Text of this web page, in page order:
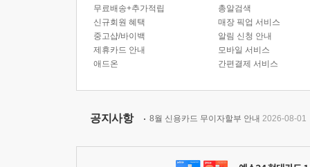
무료배송+추가적립
신규회원 혜택
중고샵/바이백
제휴카드 안내
애드온
총알검색
매장 픽업 서비스
알림 신청 안내
모바일 서비스
간편결제 서비스
공지사항 8월 신용카드 무이자할부 안내 2026-08-01